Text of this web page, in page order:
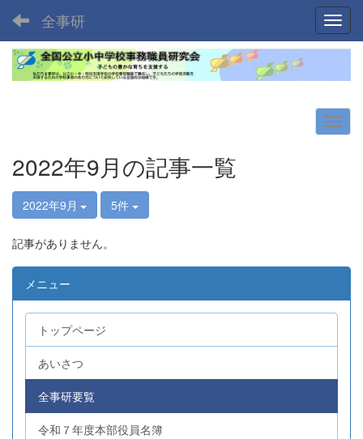
全事研
2022年9月の記事一覧
2022年9月 5件
記事がありません。
メニュー
トップページ
あいさつ
全事研要覧
令和７年度本部役員名簿